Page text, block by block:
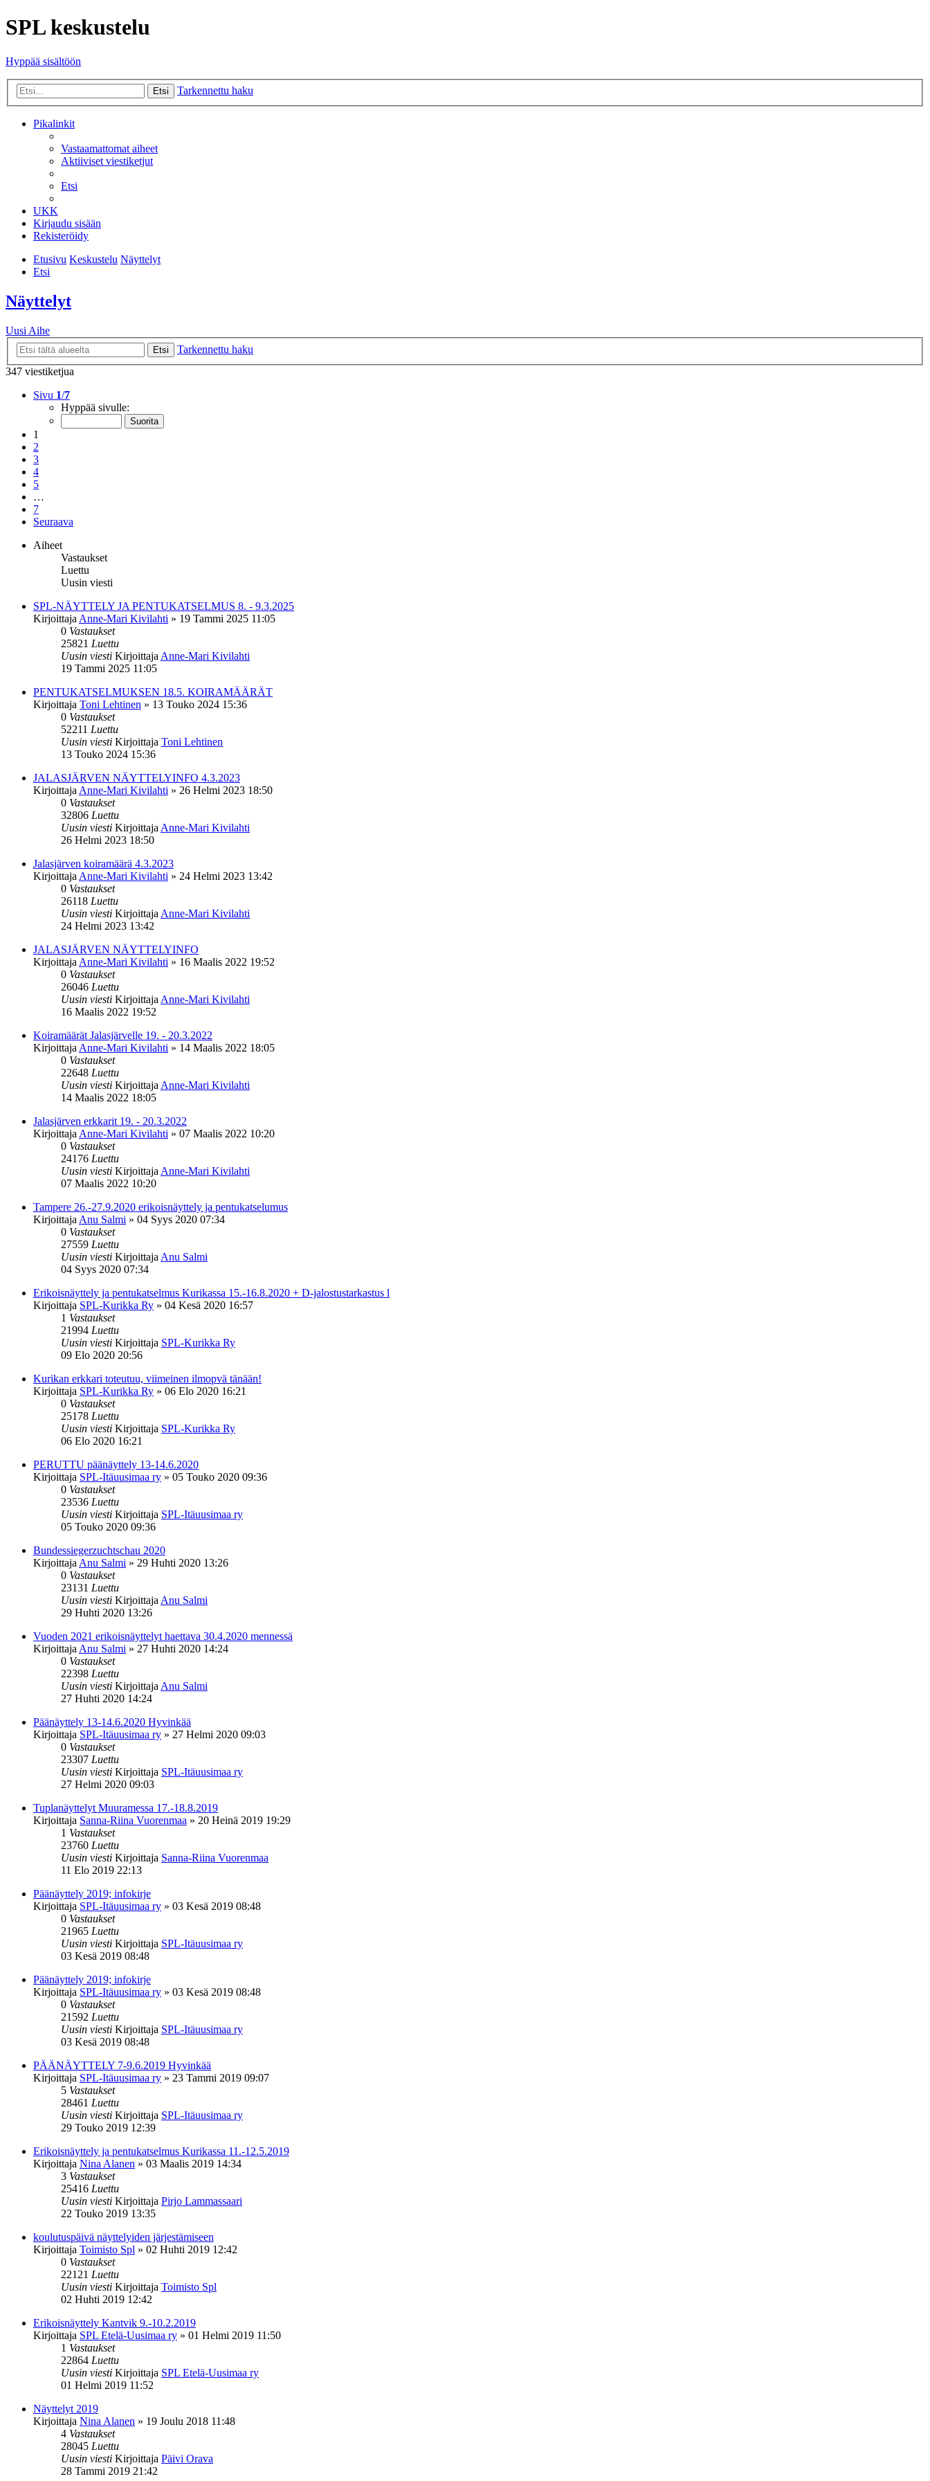
SPL keskustelu
Hyppää sisältöön
Etsi Tarkennettu haku
Pikalinkit
Vastaamattomat aiheet
Aktiiviset viestiketjut
Etsi
UKK
Kirjaudu sisään
Rekisteröidy
Etusivu Keskustelu Näyttelyt
Etsi
Näyttelyt
Uusi Aihe
Etsi
Tarkennettu haku
347 viestiketjua
Sivu 1/7
Hyppää sivulle:
1
2
3
4
5
…
7
Seuraava
Aiheet
Vastaukset
Luettu
Uusin viesti
SPL-NÄYTTELY JA PENTUKATSELMUS 8. - 9.3.2025
Kirjoittaja Anne-Mari Kivilahti » 19 Tammi 2025 11:05
0 Vastaukset
25821 Luettu
Uusin viesti Kirjoittaja Anne-Mari Kivilahti
19 Tammi 2025 11:05
PENTUKATSELMUKSEN 18.5. KOIRAMÄÄRÄT
Kirjoittaja Toni Lehtinen » 13 Touko 2024 15:36
0 Vastaukset
52211 Luettu
Uusin viesti Kirjoittaja Toni Lehtinen
13 Touko 2024 15:36
JALASJÄRVEN NÄYTTELYINFO 4.3.2023
Kirjoittaja Anne-Mari Kivilahti » 26 Helmi 2023 18:50
0 Vastaukset
32806 Luettu
Uusin viesti Kirjoittaja Anne-Mari Kivilahti
26 Helmi 2023 18:50
Jalasjärven koiramäärä 4.3.2023
Kirjoittaja Anne-Mari Kivilahti » 24 Helmi 2023 13:42
0 Vastaukset
26118 Luettu
Uusin viesti Kirjoittaja Anne-Mari Kivilahti
24 Helmi 2023 13:42
JALASJÄRVEN NÄYTTELYINFO
Kirjoittaja Anne-Mari Kivilahti » 16 Maalis 2022 19:52
0 Vastaukset
26046 Luettu
Uusin viesti Kirjoittaja Anne-Mari Kivilahti
16 Maalis 2022 19:52
Koiramäärät Jalasjärvelle 19. - 20.3.2022
Kirjoittaja Anne-Mari Kivilahti » 14 Maalis 2022 18:05
0 Vastaukset
22648 Luettu
Uusin viesti Kirjoittaja Anne-Mari Kivilahti
14 Maalis 2022 18:05
Jalasjärven erkkarit 19. - 20.3.2022
Kirjoittaja Anne-Mari Kivilahti » 07 Maalis 2022 10:20
0 Vastaukset
24176 Luettu
Uusin viesti Kirjoittaja Anne-Mari Kivilahti
07 Maalis 2022 10:20
Tampere 26.-27.9.2020 erikoisnäyttely ja pentukatselumus
Kirjoittaja Anu Salmi » 04 Syys 2020 07:34
0 Vastaukset
27559 Luettu
Uusin viesti Kirjoittaja Anu Salmi
04 Syys 2020 07:34
Erikoisnäyttely ja pentukatselmus Kurikassa 15.-16.8.2020 + D-jalostustarkastus l
Kirjoittaja SPL-Kurikka Ry » 04 Kesä 2020 16:57
1 Vastaukset
21994 Luettu
Uusin viesti Kirjoittaja SPL-Kurikka Ry
09 Elo 2020 20:56
Kurikan erkkari toteutuu, viimeinen ilmopvä tänään!
Kirjoittaja SPL-Kurikka Ry » 06 Elo 2020 16:21
0 Vastaukset
25178 Luettu
Uusin viesti Kirjoittaja SPL-Kurikka Ry
06 Elo 2020 16:21
PERUTTU päänäyttely 13-14.6.2020
Kirjoittaja SPL-Itäuusimaa ry » 05 Touko 2020 09:36
0 Vastaukset
23536 Luettu
Uusin viesti Kirjoittaja SPL-Itäuusimaa ry
05 Touko 2020 09:36
Bundessiegerzuchtschau 2020
Kirjoittaja Anu Salmi » 29 Huhti 2020 13:26
0 Vastaukset
23131 Luettu
Uusin viesti Kirjoittaja Anu Salmi
29 Huhti 2020 13:26
Vuoden 2021 erikoisnäyttelyt haettava 30.4.2020 mennessä
Kirjoittaja Anu Salmi » 27 Huhti 2020 14:24
0 Vastaukset
22398 Luettu
Uusin viesti Kirjoittaja Anu Salmi
27 Huhti 2020 14:24
Päänäyttely 13-14.6.2020 Hyvinkää
Kirjoittaja SPL-Itäuusimaa ry » 27 Helmi 2020 09:03
0 Vastaukset
23307 Luettu
Uusin viesti Kirjoittaja SPL-Itäuusimaa ry
27 Helmi 2020 09:03
Tuplanäyttelyt Muuramessa 17.-18.8.2019
Kirjoittaja Sanna-Riina Vuorenmaa » 20 Heinä 2019 19:29
1 Vastaukset
23760 Luettu
Uusin viesti Kirjoittaja Sanna-Riina Vuorenmaa
11 Elo 2019 22:13
Päänäyttely 2019; infokirje
Kirjoittaja SPL-Itäuusimaa ry » 03 Kesä 2019 08:48
0 Vastaukset
21965 Luettu
Uusin viesti Kirjoittaja SPL-Itäuusimaa ry
03 Kesä 2019 08:48
Päänäyttely 2019; infokirje
Kirjoittaja SPL-Itäuusimaa ry » 03 Kesä 2019 08:48
0 Vastaukset
21592 Luettu
Uusin viesti Kirjoittaja SPL-Itäuusimaa ry
03 Kesä 2019 08:48
PÄÄNÄYTTELY 7-9.6.2019 Hyvinkää
Kirjoittaja SPL-Itäuusimaa ry » 23 Tammi 2019 09:07
5 Vastaukset
28461 Luettu
Uusin viesti Kirjoittaja SPL-Itäuusimaa ry
29 Touko 2019 12:39
Erikoisnäyttely ja pentukatselmus Kurikassa 11.-12.5.2019
Kirjoittaja Nina Alanen » 03 Maalis 2019 14:34
3 Vastaukset
25416 Luettu
Uusin viesti Kirjoittaja Pirjo Lammassaari
22 Touko 2019 13:35
koulutuspäivä näyttelyiden järjestämiseen
Kirjoittaja Toimisto Spl » 02 Huhti 2019 12:42
0 Vastaukset
22121 Luettu
Uusin viesti Kirjoittaja Toimisto Spl
02 Huhti 2019 12:42
Erikoisnäyttely Kantvik 9.-10.2.2019
Kirjoittaja SPL Etelä-Uusimaa ry » 01 Helmi 2019 11:50
1 Vastaukset
22864 Luettu
Uusin viesti Kirjoittaja SPL Etelä-Uusimaa ry
01 Helmi 2019 11:52
Näyttelyt 2019
Kirjoittaja Nina Alanen » 19 Joulu 2018 11:48
4 Vastaukset
28045 Luettu
Uusin viesti Kirjoittaja Päivi Orava
28 Tammi 2019 21:42